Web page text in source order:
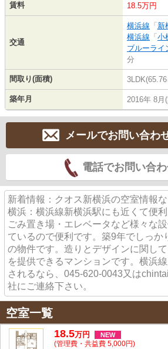
賃料 18.5万円
交通
横浜線 「 新
横浜線 「 小
ブルーライ
分
間取り(面積)
築年月 2016年 8月
メールでお問い合わ
電話でお問い合
新着情報：クオス新横浜の空室情報
横浜：横浜線新横浜駅にも近くて便
ごみ置き場・エレベータなど様々な
ているので便利です。築9年でしっか
の物件です。造りとデザインに関し
を提供できるマンションです。横浜
されるなら、045-620-0043又は
社にご連絡下さい。
空室一覧
18.5万円 NEW
(管理費・共益費 5,000円)